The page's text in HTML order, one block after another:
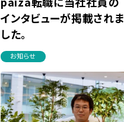
インタビューが掲載されま
した。
お知らせ